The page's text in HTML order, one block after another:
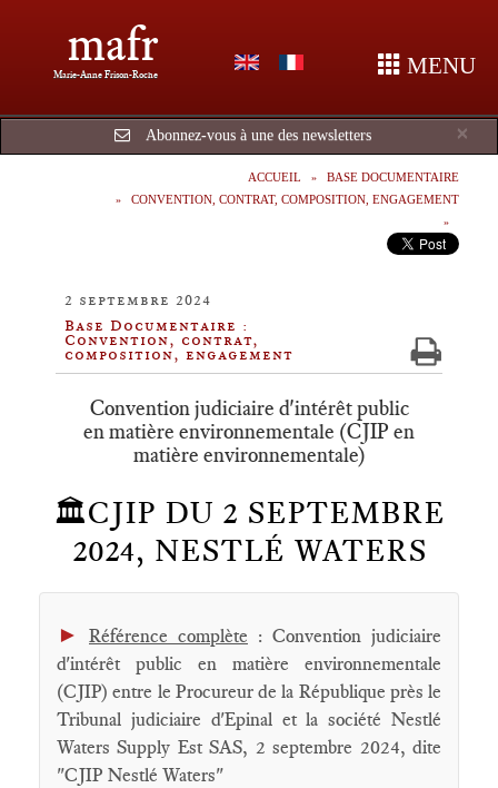
mafr
Marie-Anne Frison-Roche MENU
×
Abonnez-vous à une des newsletters
ACCUEIL
BASE DOCUMENTAIRE
CONVENTION, CONTRAT, COMPOSITION, ENGAGEMENT
2 septembre 2024
Base Documentaire :
Convention, contrat,
composition, engagement
Convention judiciaire d'intérêt public
en matière environnementale (CJIP en
matière environnementale)
🏛️CJIP DU 2 SEPTEMBRE
2024, NESTLÉ WATERS
► Référence complète : Convention judiciaire
d'intérêt public en matière environnementale
(CJIP) entre le Procureur de la République près le
Tribunal judiciaire d'Epinal et la société Nestlé
Waters Supply Est SAS, 2 septembre 2024, dite
"CJIP Nestlé Waters"